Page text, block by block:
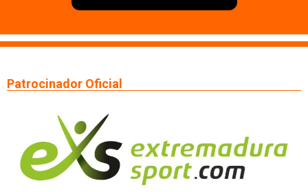
Patrocinador Oficial